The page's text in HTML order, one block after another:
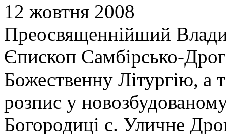
12 жовтня 2008
Преосвященнійший
Єпископ Самбірсько-
Божественну Літургію, а
розпис у
Богородиці с. Уличне